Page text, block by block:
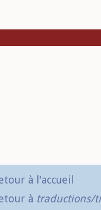
à l'accueil
à traductions/